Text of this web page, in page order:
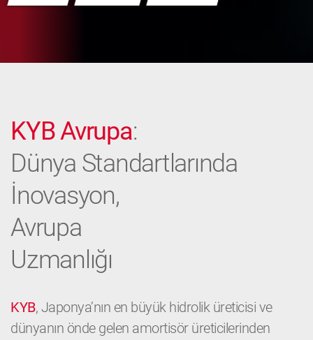
KYB Avrupa:
Dünya Standartlarında
İnovasyon,
Avrupa
Uzmanlığı
KYB, Japonya’nın en büyük hidrolik üreticisi ve
dünyanın önde gelen amortisör üreticilerinden